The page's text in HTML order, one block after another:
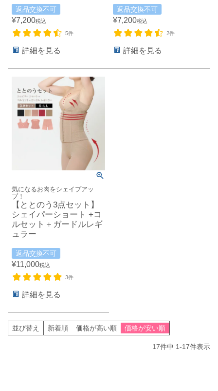
返品交換不可
¥7,200税込
5件
詳細を見る
返品交換不可
¥7,200税込
2件
詳細を見る
気になるお肉をシェイプアッ
プ！
【ととのう3点セット】
シェイパーショート +コ
ルセット＋ガードルレギ
ュラー
返品交換不可
¥11,000税込
3件
詳細を見る
並び替え 新着順 価格が高い順 価格が安い順
17件中 1-17件表示